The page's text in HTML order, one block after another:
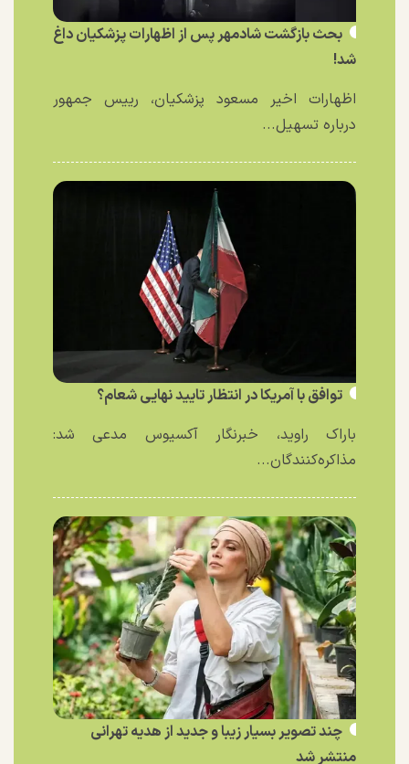
بحث بازگشت شادمهر پس از اظهارات پزشکیان داغ
شد!
اظهارات اخیر مسعود پزشکیان، رییس جمهور
درباره تسهیل...
توافق با آمریکا در انتظار تایید نهایی شعام؟
باراک راوید، خبرنگار آکسیوس مدعی شد:
مذاکره‌کنندگان...
چند تصویر بسیار زیبا و جدید از هدیه تهرانی
منتشر شد